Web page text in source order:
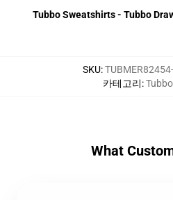
Tubbo Sweatshirts - Tubbo
SKU:
카테고리:
What